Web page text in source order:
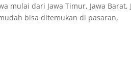
mulai dari Jawa Timur, Jawa Barat,
bisa ditemukan di pasaran,